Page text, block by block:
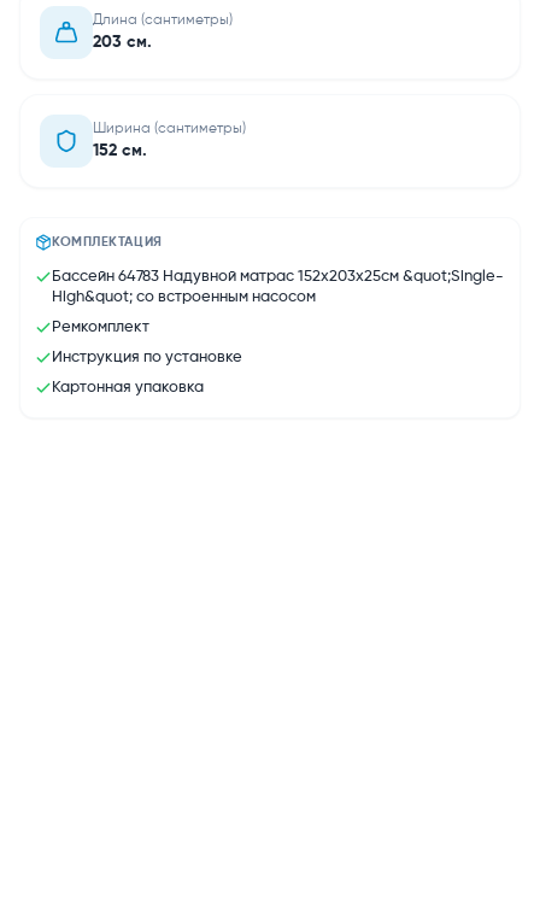
Длина (сантиметры)
203 см.
Ширина (сантиметры)
152 см.
КОМПЛЕКТАЦИЯ
Бассейн 64783 Надувной матрас 152х203х25см &quot;Single-
High&quot; со встроенным насосом
Ремкомплект
Инструкция по установке
Картонная упаковка